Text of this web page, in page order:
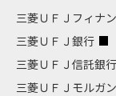
三菱ＵＦＪフィナ
三菱ＵＦＪ銀行
三菱ＵＦＪ信託銀行
三菱ＵＦＪモルガ